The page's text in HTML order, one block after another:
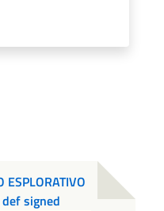
ESPLORATIVO
def signed